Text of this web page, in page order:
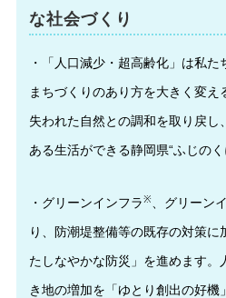
な社会づくり
・「人口減少・超高齢化」は私た
まちづくりのあり方を大きく変え
失われた自然との調和を取り戻し
ある生活ができる静岡県“ふじのく
・グリーンインフラ※ 、グリーン
り、防潮堤整備等の既存の対策に
たしなやかな防災」を進めます。
き地の増加を「ゆとり創出の好